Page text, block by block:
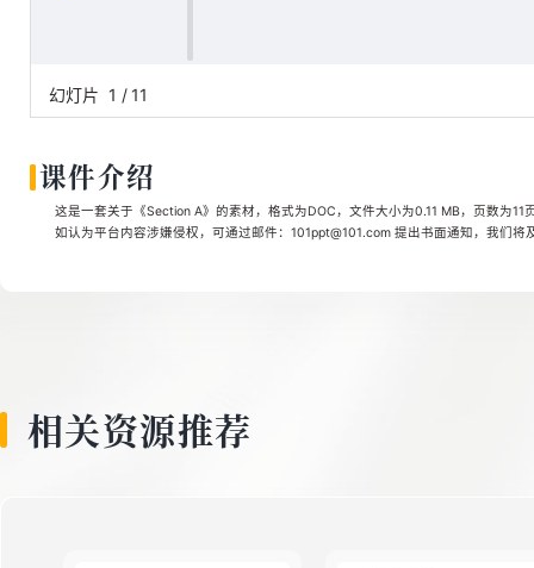
6
幻灯片 1 / 11
课件介绍
这是一套关于《Section A》的素材，格式为DOC，文件大小为0.11 MB，页数为11
如认为平台内容涉嫌侵权，可通过邮件：101ppt@101.com 提出书面通知，我们将
相关资源推荐